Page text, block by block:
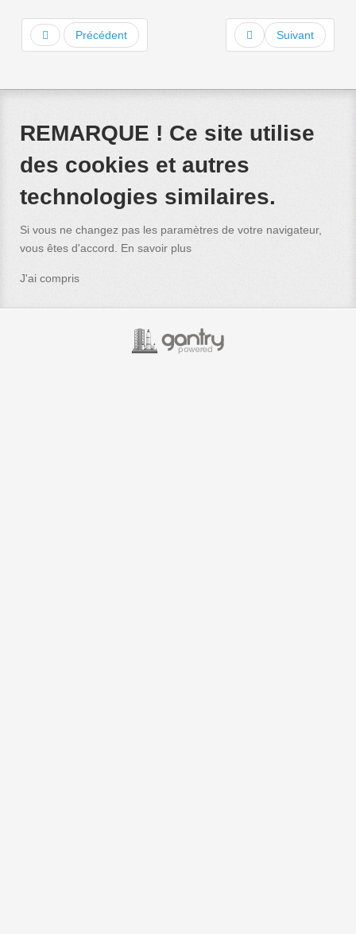
Précédent Suivant
REMARQUE ! Ce site utilise
des cookies et autres
technologies similaires.
Si vous ne changez pas les paramètres de votre navigateur,
vous êtes d'accord. En savoir plus
J'ai compris